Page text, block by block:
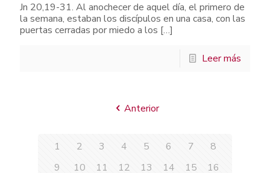
Jn 20,19-31. Al anochecer de aquel día, el primero de
la semana, estaban los discípulos en una casa, con las
puertas cerradas por miedo a los […]
Leer más
Anterior
1 2 3 4 5 6 7
8
9
10 11 12 13 14 15
16